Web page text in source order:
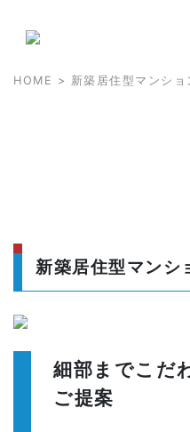
HOME > 新築居住型マンショ
新築居住型マンシ
細部までこだ
ご提案